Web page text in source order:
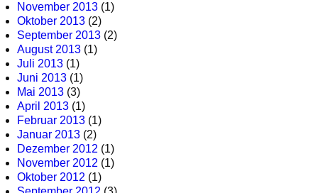
November 2013 (1)
Oktober 2013 (2)
September 2013 (2)
August 2013 (1)
Juli 2013 (1)
Juni 2013 (1)
Mai 2013 (3)
April 2013 (1)
Februar 2013 (1)
Januar 2013 (2)
Dezember 2012 (1)
November 2012 (1)
Oktober 2012 (1)